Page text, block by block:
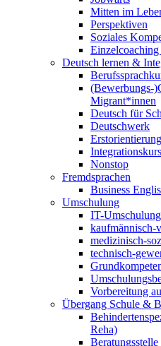
Mitten im
Perspektiven
Soziales
Deutsch lernen &
(Bewerbungs-
Migrant*innen
Deutsch für
Deutschwerk
Erstorientierung
Nonstop
Fremdsprachen
Business
Umschulung
IT-
kaufmännisch-
medizinisch-
technisch-
Vorbereitung
Übergang Schule &
Reha)